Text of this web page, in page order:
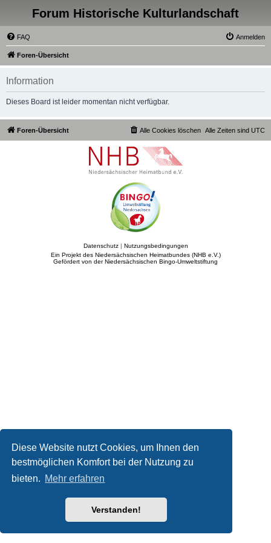
Diese Website nutzt Cookies, um Ihnen den
bestmöglichen Komfort bei der Nutzung zu
bieten. Mehr erfahren
Verstanden!
Forum Historische Kulturlandschaft
FAQ Anmelden
Foren-Übersicht
Information
Dieses Board ist leider momentan nicht verfügbar.
Foren-Übersicht Alle Zeiten sind UTC
Alle Cookies löschen
Datenschutz| Nutzungsbedingungen
Ein Projekt des Niedersächsischen Heimatbundes (NHB e.V.)
Gefördert von der Niedersächsischen Bingo-Umweltstiftung